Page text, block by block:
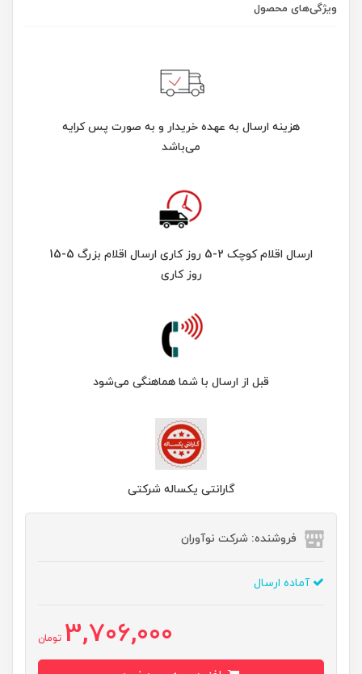
ویژگی‌های محصول
هزینه ارسال به عهده خریدار و به صورت پس کرایه
می‌باشد
ارسال اقلام کوچک 2-5 روز کاری ارسال اقلام بزرگ 5-15
روز کاری
قبل از ارسال با شما هماهنگی می‌شود
گارانتی یکساله شرکتی
فروشنده: شرکت نوآوران
آماده ارسال
3,706,000 تومان